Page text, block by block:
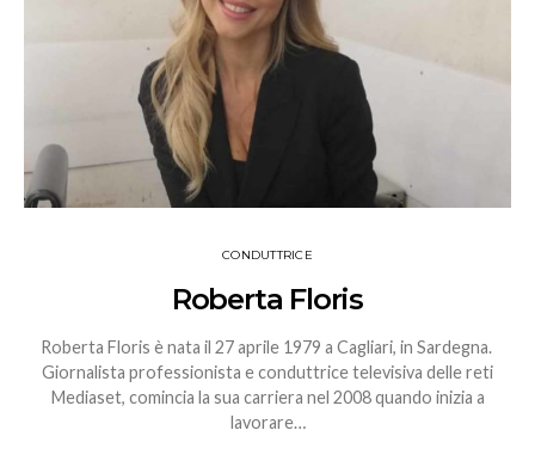
CONDUTTRICE
Roberta Floris
Roberta Floris è nata il 27 aprile 1979 a Cagliari, in Sardegna.
Giornalista professionista e conduttrice televisiva delle reti
Mediaset, comincia la sua carriera nel 2008 quando inizia a
lavorare…